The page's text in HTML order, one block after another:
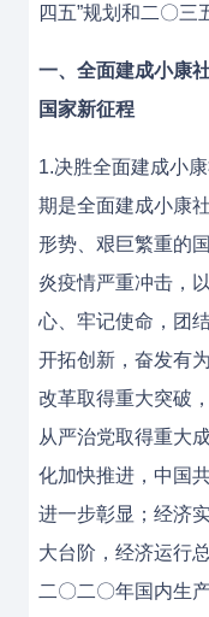
四五”规划和二〇三
一、全面建成小康
国家新征程
1.决胜全面建成小
期是全面建成小康
形势、艰巨繁重的
炎疫情严重冲击，
心、牢记使命，团
开拓创新，奋发有
改革取得重大突破
从严治党取得重大
化加快推进，中国
进一步彰显；经济
大台阶，经济运行
二〇二〇年国内生